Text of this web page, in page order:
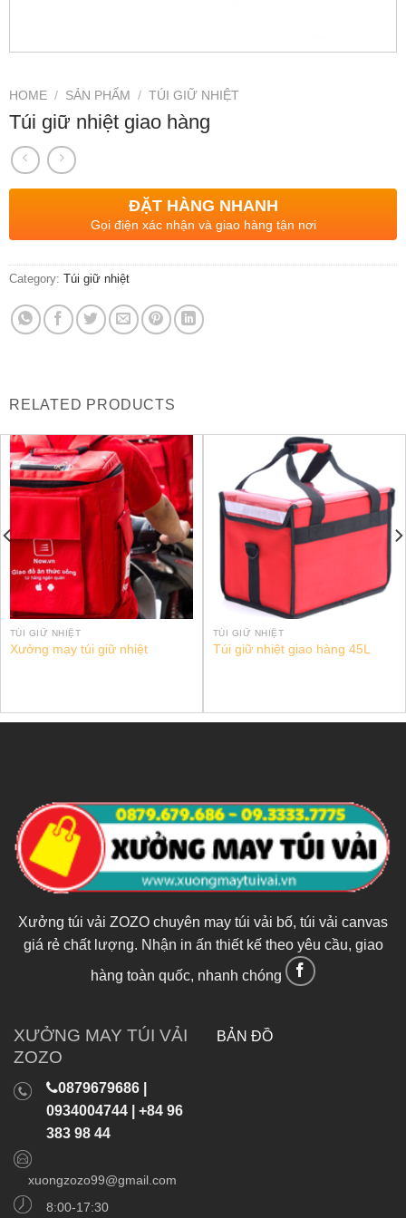
HOME / SẢN PHẨM / TÚI GIỮ NHIỆT
Túi giữ nhiệt giao hàng
ĐẶT HÀNG NHANH
Gọi điện xác nhận và giao hàng tận nơi
Category: Túi giữ nhiệt
RELATED PRODUCTS
TÚI GIỮ NHIỆT
Xưởng may túi giữ nhiệt
TÚI GIỮ NHIỆT
Túi giữ nhiệt giao hàng 45L
Xưởng túi vải ZOZO chuyên may túi vải bố, túi vải canvas
giá rẻ chất lượng. Nhận in ấn thiết kế theo yêu cầu, giao
hàng toàn quốc, nhanh chóng
XƯỞNG MAY TÚI VẢI
ZOZO
0879679686 |
0934004744 | +84 96
383 98 44
xuongzozo99@gmail.com
8:00-17:30
BẢN ĐỒ